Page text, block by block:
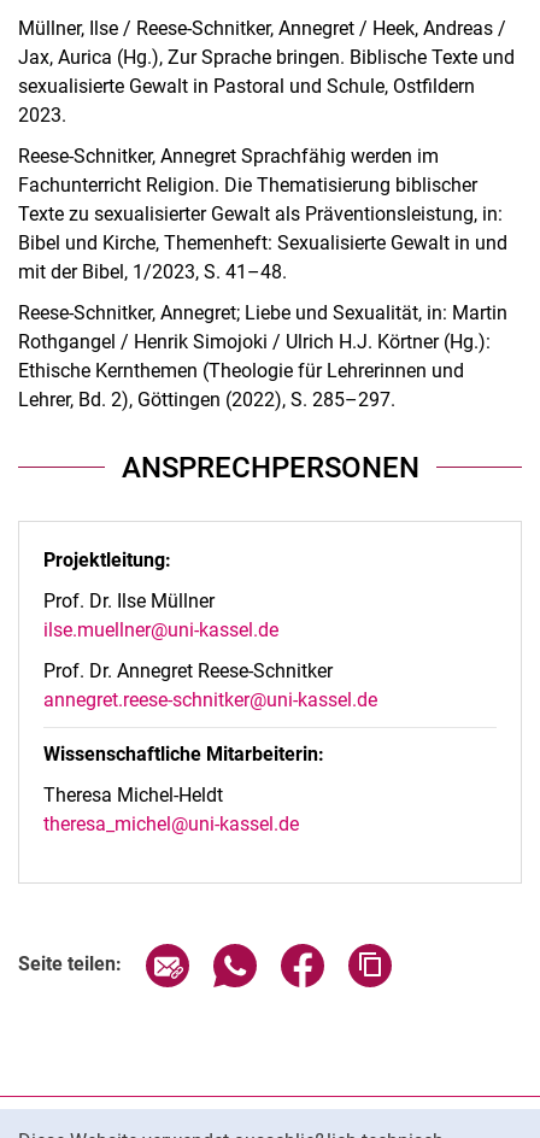
Müllner, Ilse / Reese-Schnitker, Annegret / Heek, Andreas /
Jax, Aurica (Hg.), Zur Sprache bringen. Biblische Texte und
sexualisierte Gewalt in Pastoral und Schule, Ostfildern
2023.
Reese-Schnitker, Annegret Sprachfähig werden im
Fachunterricht Religion. Die Thematisierung biblischer
Texte zu sexualisierter Gewalt als Präventionsleistung, in:
Bibel und Kirche, Themenheft: Sexualisierte Gewalt in und
mit der Bibel, 1/2023, S. 41–48.
Reese-Schnitker, Annegret; Liebe und Sexualität, in: Martin
Rothgangel / Henrik Simojoki / Ulrich H.J. Körtner (Hg.):
Ethische Kernthemen (Theologie für Lehrerinnen und
Lehrer, Bd. 2), Göttingen (2022), S. 285–297.
ANSPRECHPERSONEN
Projektleitung:
Prof. Dr. Ilse Müllner
ilse.muellner@uni-kassel.de
Prof. Dr. Annegret Reese-Schnitker
annegret.reese-schnitker@uni-kassel.de
Wissenschaftliche Mitarbeiterin:
Theresa Michel-Heldt
theresa_michel@uni-kassel.de
Seite teilen: Seite über E-Mail teilen
Seite über WhatsApp teilen
Seite über Facebook